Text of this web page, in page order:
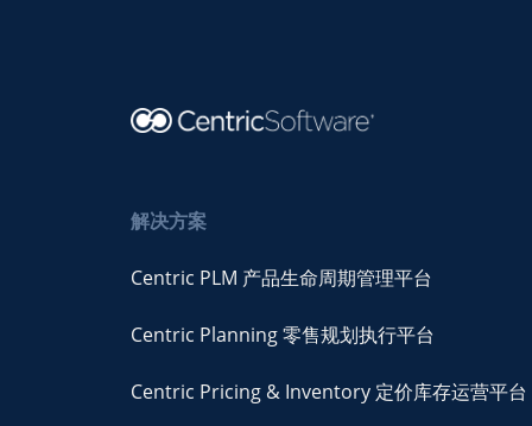
解决方案
Centric PLM 产品生命周期管理平台
Centric Planning 零售规划执行平台
Centric Pricing & Inventory 定价库存运营平台